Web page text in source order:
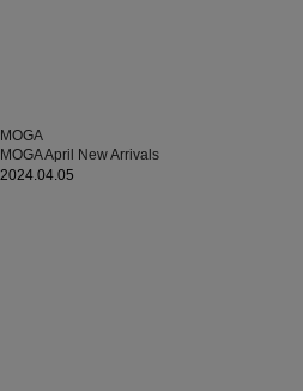
MOGA
MOGA April New Arrivals
2024.04.05